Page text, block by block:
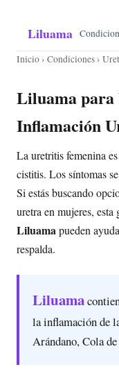
Liluama
Inicio› Condiciones›
Liluama
Inflamación
La uretritis femenina
cistitis. Los síntomas
Si estás buscando
uretra en mujeres,
Liluamapueden
respalda.
Liluama
la inflamación de
Arándano, Cola